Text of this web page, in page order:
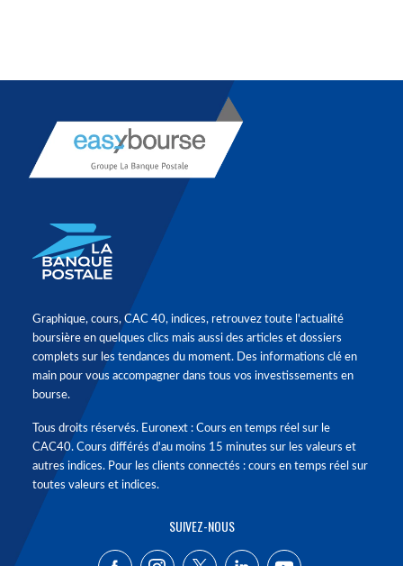
Graphique, cours, CAC 40, indices, retrouvez toute l'actualité
boursière en quelques clics mais aussi des articles et dossiers
complets sur les tendances du moment. Des informations clé en
main pour vous accompagner dans tous vos investissements en
bourse.
Tous droits réservés. Euronext : Cours en temps réel sur le
CAC40. Cours différés d'au moins 15 minutes sur les valeurs et
autres indices. Pour les clients connectés : cours en temps réel sur
toutes valeurs et indices.
SUIVEZ-NOUS